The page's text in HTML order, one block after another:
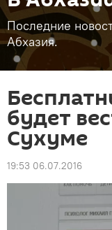
Последние
Абхазия.
будет
Сухуме
19:53 06.07.2016